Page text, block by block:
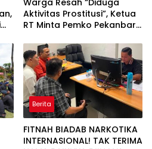
Warga Resah “Diduga
Aktivitas Prostitusi”, Ketua
RT Minta Pemko Pekanbaru
Aktivitas Z Homestay di
Jalan Tanjung Datuk
Berita
FITNAH BIADAB NARKOTIKA
INTERNASIONAL! TAK TERIMA